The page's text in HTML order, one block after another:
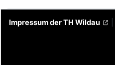
Impressum der TH Wildau